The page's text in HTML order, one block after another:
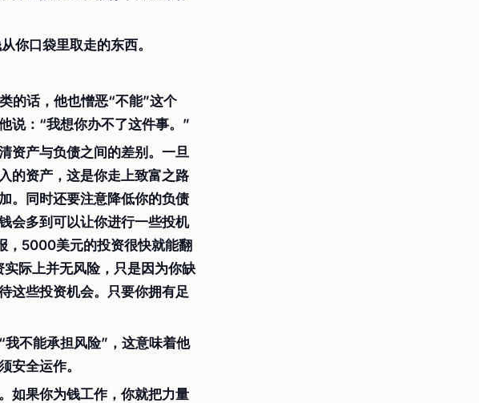
你口袋里取走的东西。
的话，他也憎恶“不能”这个
说：“我想你办不了这件事。”
资产与负债之间的差别。一旦
的资产，这是你走上致富之路
。同时还要注意降低你的负债
会多到可以让你进行一些投机
，5000美元的投资很快就能翻
际上并无风险，只是因为你缺
这些投资机会。只要你拥有足
不能承担风险”，这意味着他
安全运作。
如果你为钱工作，你就把力量